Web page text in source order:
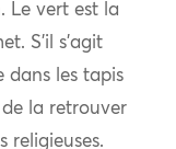
Le vert est la
S’il s’agit
dans les tapis
la retrouver
religieuses.